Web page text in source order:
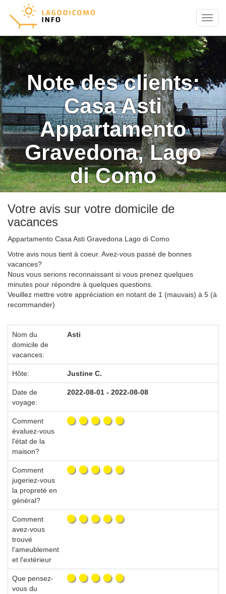
Menu
Note des clients:
Casa Asti
Appartamento
Gravedona, Lago
di Como
Votre avis sur votre domicile de
vacances
Appartamento Casa Asti Gravedona Lago di Como
Votre avis nous tient à coeur. Avez-vous passé de bonnes
vacances?
Nous vous serions reconnaissant si vous prenez quelques
minutes pour répondre à quelques questions.
Veuillez mettre votre appréciation en notant de 1 (mauvais) à 5 (à
recommander)
Nom du
domicile de
vacances:
Asti
Hôte: Justine C.
Date de
voyage:
2022-08-01 - 2022-08-08
Comment
évaluez-vous
l'état de la
maison?
Comment
jugeriez-vous
la propreté en
général?
Comment
avez-vous
trouvé
l'ameublement
et l'extérieur
Que pensez-
vous du